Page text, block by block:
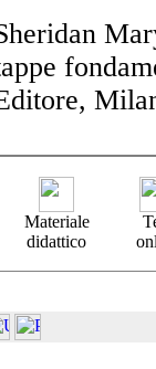
Materiale
didattico